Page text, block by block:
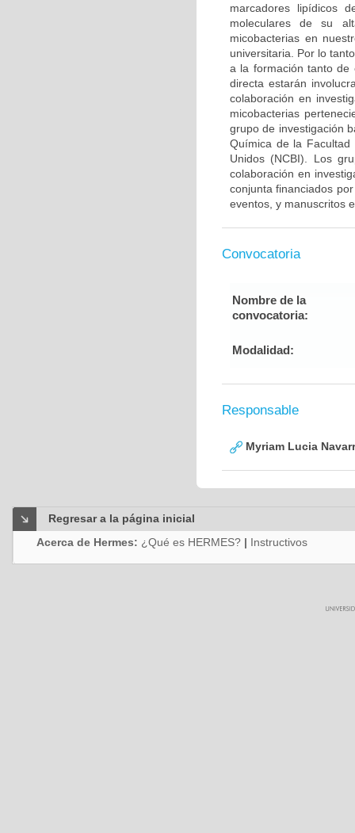
marcadores lipídicos
moleculares de su
micobacterias en
universitaria. Por lo
a la formación tanto de
directa estarán
colaboración en
micobacterias
grupo de investigación
Química de la
Unidos (NCBI). Los
colaboración en
conjunta financiados
eventos, y manuscritos
Convocatoria
Nombre de la
convocatoria:
Modalidad:
Responsable
Myriam Lucia
Regresar a la página inicial
Acerca de Hermes: ¿Qué es HERMES? | Instructivos